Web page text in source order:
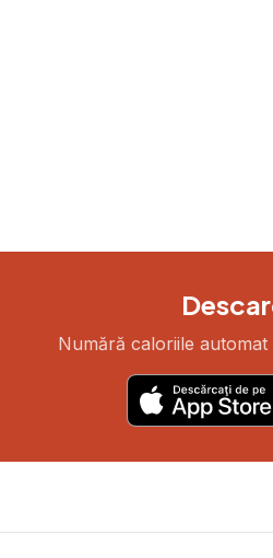
Numără caloriile